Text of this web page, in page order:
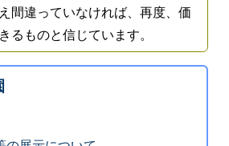
間違っていなければ、再度、価
るものと信じています。